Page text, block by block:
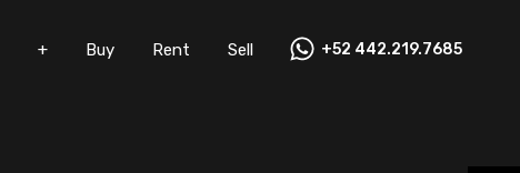
Vacation Rentals Buy Rent
+ Buy Rent Sell +52 442.219.7685